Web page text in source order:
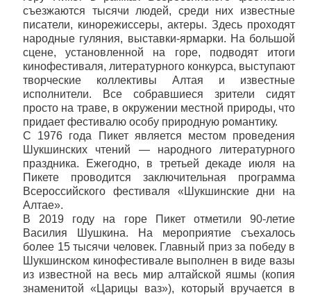
съезжаются тысячи людей, среди них известные
писатели, кинорежиссеры, актеры. Здесь проходят
народные гуляния, выставки-ярмарки. На большой
сцене, установленной на горе, подводят итоги
кинофестиваля, литературного конкурса, выступают
творческие коллективы Алтая и известные
исполнители. Все собравшиеся зрители сидят
просто на траве, в окружении местной природы, что
придает фестивалю особу природную романтику.
С 1976 года Пикет является местом проведения
Шукшинских чтений — народного литературного
праздника. Ежегодно, в третьей декаде июля на
Пикете проводится заключительная программа
Всероссийского фестиваля «Шукшинские дни на
Алтае».
В 2019 году на горе Пикет отметили 90-летие
Василия Шушкина. На мероприятие съехалось
более 15 тысячи человек. Главный приз за победу в
Шукшинском кинофестивале выполнен в виде вазы
из известной на весь мир алтайской яшмы (копия
знаменитой «Царицы ваз»), который вручается в